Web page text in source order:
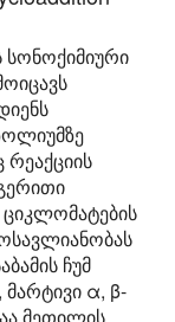
ციკლომატების
ჩუმ
α, β-